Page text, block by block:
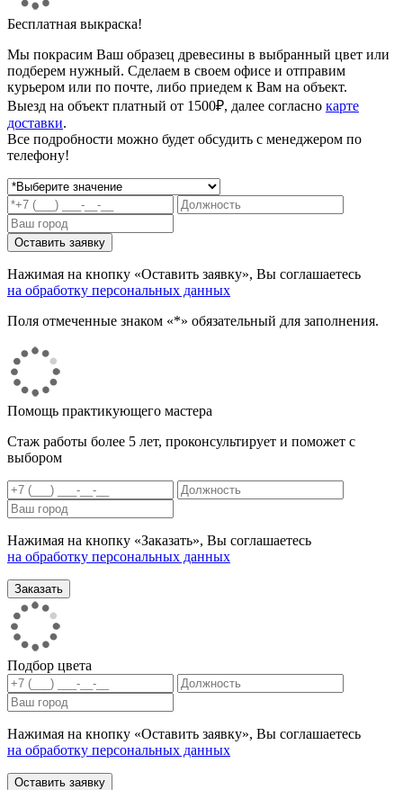
Бесплатная выкраска!
Мы покрасим Ваш образец древесины в выбранный цвет или
подберем нужный. Сделаем в своем офисе и отправим
курьером или по почте, либо приедем к Вам на объект.
Выезд на объект платный от 1500₽, далее согласно карте
доставки.
Все подробности можно будет обсудить с менеджером по
телефону!
Нажимая на кнопку «Оставить заявку», Вы соглашаетесь
на обработку персональных данных
Поля отмеченные знаком «*» обязательный для заполнения.
Помощь практикующего мастера
Стаж работы более 5 лет, проконсультирует и поможет с
выбором
Нажимая на кнопку «Заказать», Вы соглашаетесь
на обработку персональных данных
Подбор цвета
Нажимая на кнопку «Оставить заявку», Вы соглашаетесь
на обработку персональных данных